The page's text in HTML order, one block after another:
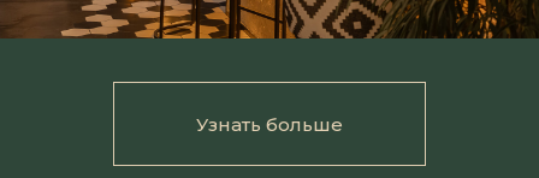
Узнать больше